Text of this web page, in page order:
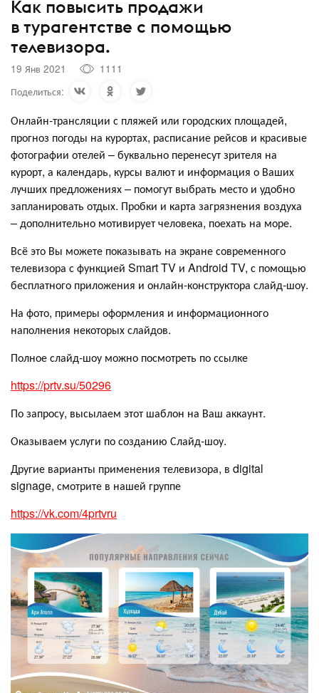
Как повысить продажи
в турагентстве с помощью
телевизора.
19 Янв 2021
1111
Поделиться:
Онлайн-трансляции с пляжей или городских площадей,
прогноз погоды на курортах, расписание рейсов и красивые
фотографии отелей – буквально перенесут зрителя на
курорт, а календарь, курсы валют и информация о Ваших
лучших предложениях – помогут выбрать место и удобно
запланировать отдых. Пробки и карта загрязнения воздуха
– дополнительно мотивирует человека, поехать на море.
Всё это Вы можете показывать на экране современного
телевизора с функцией Smart TV и Android TV, с помощью
бесплатного приложения и онлайн-конструктора слайд-шоу.
На фото, примеры оформления и информационного
наполнения некоторых слайдов.
Полное слайд-шоу можно посмотреть по ссылке
https://prtv.su/50296
По запросу, высылаем этот шаблон на Ваш аккаунт.
Оказываем услуги по созданию Слайд-шоу.
Другие варианты применения телевизора, в digital
signage, смотрите в нашей группе
https://vk.com/4prtvru